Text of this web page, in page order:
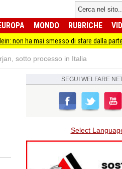
MONDO RUBRICHE
mai smesso di stare dalla parte degli ultimi
sotto processo in Italia
SEGUI WELFARE
Select